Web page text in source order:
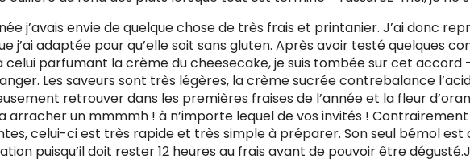
j’avais envie de quelque chose de très frais et printanier. J’ai donc
j’ai adaptée pour qu’elle soit sans gluten. Après avoir testé quelques
celui parfumant la crème du cheesecake, je suis tombée sur cet accord
Les saveurs sont très légères, la crème sucrée contrebalance
retrouver dans les premières fraises de l’année et la fleur
arracher un mmmmh ! à n’importe lequel de vos invités ! Contrairement
celui-ci est très rapide et très simple à préparer. Son seul bémol est
puisqu’il doit rester 12 heures au frais avant de pouvoir être